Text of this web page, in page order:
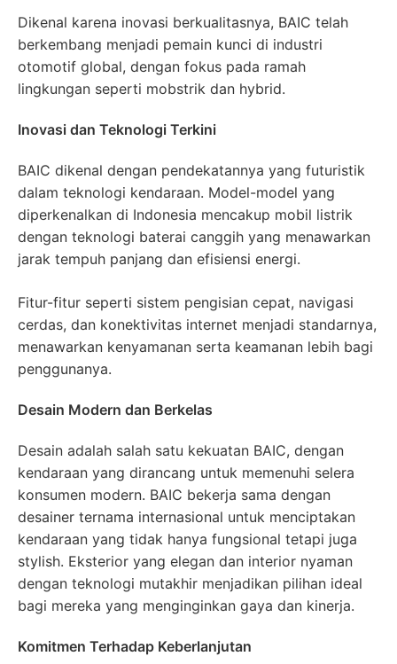
Dikenal karena inovasi berkualitasnya, BAIC telah
berkembang menjadi pemain kunci di industri
otomotif global, dengan fokus pada ramah
lingkungan seperti mobstrik dan hybrid.
Inovasi dan Teknologi Terkini
BAIC dikenal dengan pendekatannya yang futuristik
dalam teknologi kendaraan. Model-model yang
diperkenalkan di Indonesia mencakup mobil listrik
dengan teknologi baterai canggih yang menawarkan
jarak tempuh panjang dan efisiensi energi.
Fitur-fitur seperti sistem pengisian cepat, navigasi
cerdas, dan konektivitas internet menjadi standarnya,
menawarkan kenyamanan serta keamanan lebih bagi
penggunanya.
Desain Modern dan Berkelas
Desain adalah salah satu kekuatan BAIC, dengan
kendaraan yang dirancang untuk memenuhi selera
konsumen modern. BAIC bekerja sama dengan
desainer ternama internasional untuk menciptakan
kendaraan yang tidak hanya fungsional tetapi juga
stylish. Eksterior yang elegan dan interior nyaman
dengan teknologi mutakhir menjadikan pilihan ideal
bagi mereka yang menginginkan gaya dan kinerja.
Komitmen Terhadap Keberlanjutan